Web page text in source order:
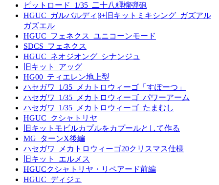
ピットロード_1/35_二十八糎榴弾砲
HGUC_ガルバルディβ+旧キットミキシング_ガズアル
ガズエル
HGUC_フェネクス_ユニコーンモード
SDCS_フェネクス
HGUC_ネオジオング_シナンジュ
旧キット_アッグ
HG00_ティエレン地上型
ハセガワ_1/35_メカトロウィーゴ「すぽーつ」
ハセガワ_1/35_メカトロウィーゴ_パワーアーム
ハセガワ_1/35_メカトロウィーゴ_たまむし
HGUC_クシャトリヤ
旧キットモビルカプルをカプールとして作る
MG_ターンX後編
ハセガワ_メカトロウィーゴ20クリスマス仕様
旧キット_エルメス
HGUCクシャトリヤ・リペアード前編
HGUC_ディジェ